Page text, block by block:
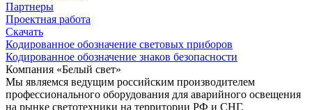
Партнеры
Проектная работа
Скачать
Кодированное обозначение световых приборов
Кодированное обозначение знаков безопасности
Компания «Белый свет»
Мы являемся ведущим российским производителем
профессионального оборудования для аварийного освещения
на рынке светотехники на территории РФ и СНГ.